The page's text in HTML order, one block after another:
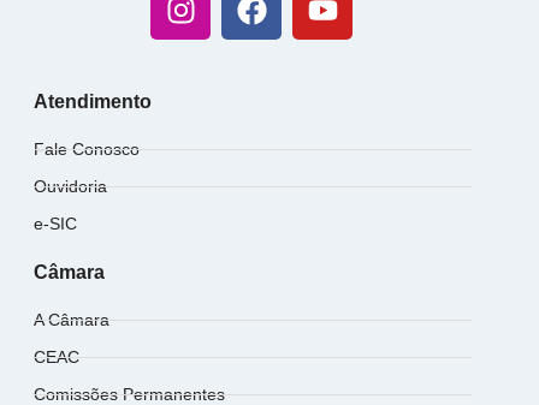
Atendimento
Fale Conosco
Ouvidoria
e-SIC
Câmara
A Câmara
CEAC
Comissões Permanentes